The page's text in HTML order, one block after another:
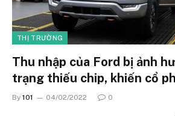
THỊ TRƯỜNG
Thu nhập của Ford bị ảnh
trạng thiếu chip, khiến cổ
By 101 04/02/2022 0